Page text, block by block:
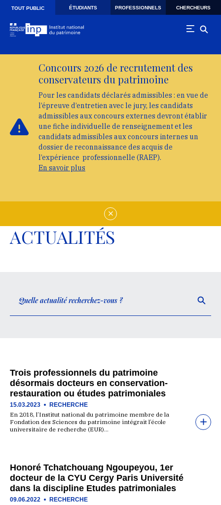
Skip to main navigation
Aller au contenu principal
TOUT PUBLIC ÉTUDIANTS PROFESSIONNELS CHERCHEURS
Concours 2026 de recrutement des
conservateurs du patrimoine
Pour les candidats déclarés admissibles : en vue de
l’épreuve d’entretien avec le jury, les candidats
admissibles aux concours externes devront établir
une fiche individuelle de renseignement et les
candidats admissibles aux concours internes un
dossier de reconnaissance des acquis de
l’expérience professionnelle (RAEP).
En savoir plus
ACTUALITÉS
Trois professionnels du patrimoine
désormais docteurs en conservation-
restauration ou études patrimoniales
15.03.2023 RECHERCHE
En 2018, l’Institut national du patrimoine membre de la
Fondation des Sciences du patrimoine intégrait l’école
universitaire de recherche (EUR)…
Honoré Tchatchouang Ngoupeyou, 1er
docteur de la CYU Cergy Paris Université
dans la discipline Etudes patrimoniales
09.06.2022 RECHERCHE